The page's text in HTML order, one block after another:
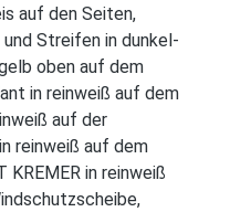
auf den Seiten,
Streifen in dunkel-
oben auf dem
in reinweiß auf dem
auf der
reinweiß auf dem
KREMER in reinweiß